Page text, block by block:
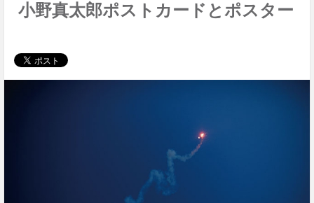
小野真太郎ポストカードとポスター